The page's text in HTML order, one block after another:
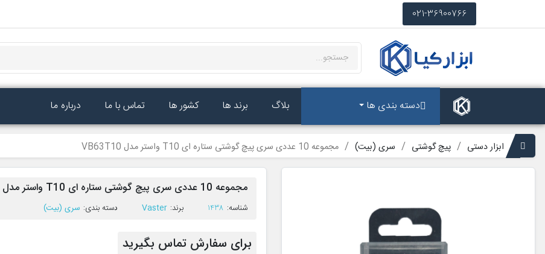
021-36900766
دسته بندی ها بلاگ برند ها کشور ها تماس با ما درباره ما
ابزار دستی پیچ گوشتی سری (بیت) مجموعه 10 عددی سری پیچ گوشتی ستاره ای T10 واستر مدل VB63T10
مجموعه 10 عددی سری پیچ گوشتی ستاره ای T10 واستر مدل VB63T10
ﺷﻨﺎﺳﻪ: 1438 ﺑﺮﻧﺪ: Vaster ﺩﺳﺘﻪ ﺑﻨﺪی: سری (بیت)
برای سفارش تماس بگیرید